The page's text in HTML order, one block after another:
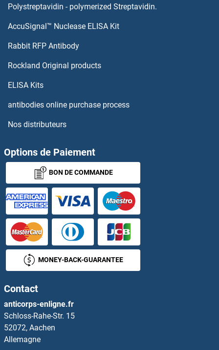
SLC37A4 Anticorps
SLC39A8 Anticorps
SLC41A2 Anticorps
SLC43A3 Anticorps
SLC44A1 Anticorps
SLC44A2 Anticorps
SLC44A4 Anticorps
SLC45A2 Anticorps
SLC46A1 Anticorps
SLC46A2 Anticorps
SLC47A1 Anticorps
SLC47A2 Anticorps
SLC4A10 Anticorps
SLC4A11 Anticorps
Polystreptavidin - polymerized Streptavidin.
AccuSignal™ Nuclease ELISA Kit
Rabbit RFP Antibody
Rockland Original products
ELISA Kits
antibodies online purchase process
Nos distributeurs
Options de Paiement
BON DE COMMANDE
MONEY-BACK-GUARANTEE
Contact
anticorps-enligne.fr
Schloss-Rahe-Str. 15
52072, Aachen
Allemagne